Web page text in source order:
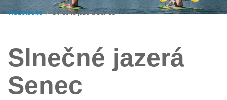
Hauptseite Slnečné jazerá Senec
Slnečné jazerá
Senec